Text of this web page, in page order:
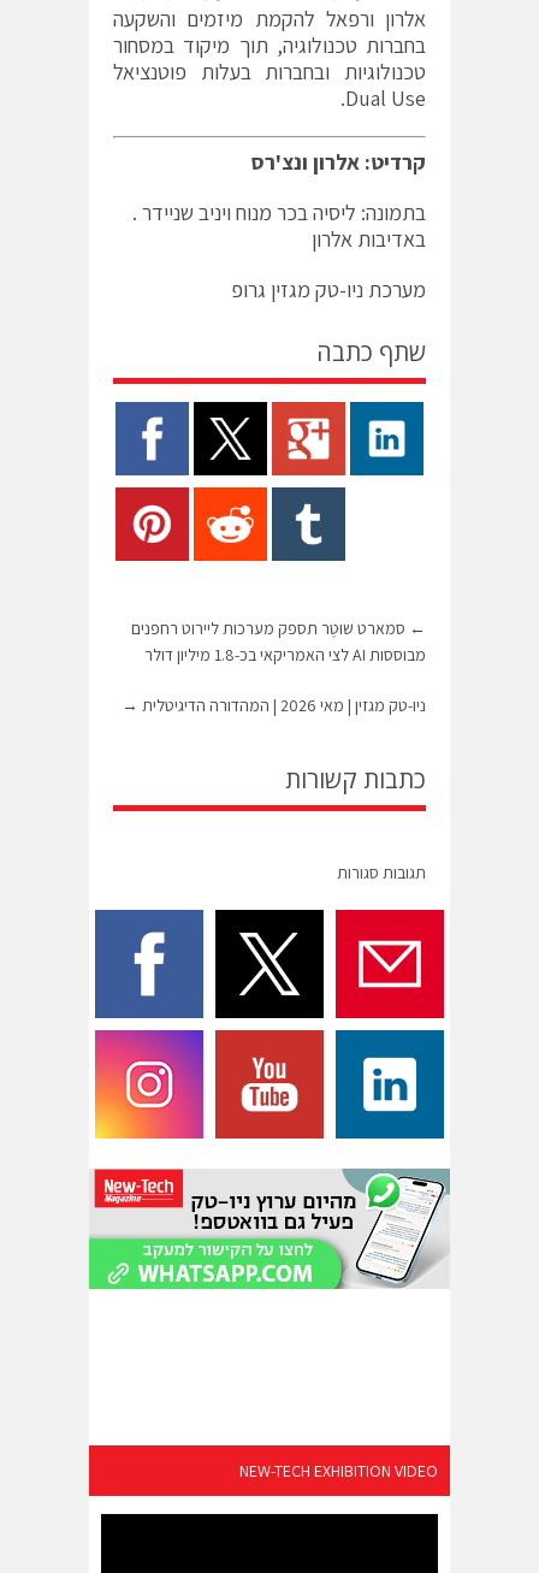
אלרון ורפאל להקמת מיזמים והשקעה
בחברות טכנולוגיה, תוך מיקוד במסחור
טכנולוגיות ובחברות בעלות פוטנציאל
Dual Use.
קרדיט: אלרון ונצ'רס
בתמונה: ליסיה בכר מנוח ויניב שניידר .
באדיבות אלרון
מערכת ניו-טק מגזין גרופ
שתף כתבה
← סמארט שׁוּטֶר תספק מערכות ליירוט רחפנים
מבוססות AI לצי האמריקאי בכ-1.8 מיליון דולר
ניו-טק מגזין | מאי 2026 | המהדורה הדיגיטלית →
כתבות קשורות
תגובות סגורות
NEW-TECH EXHIBITION VIDEO